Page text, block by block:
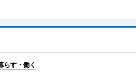
らす・働く